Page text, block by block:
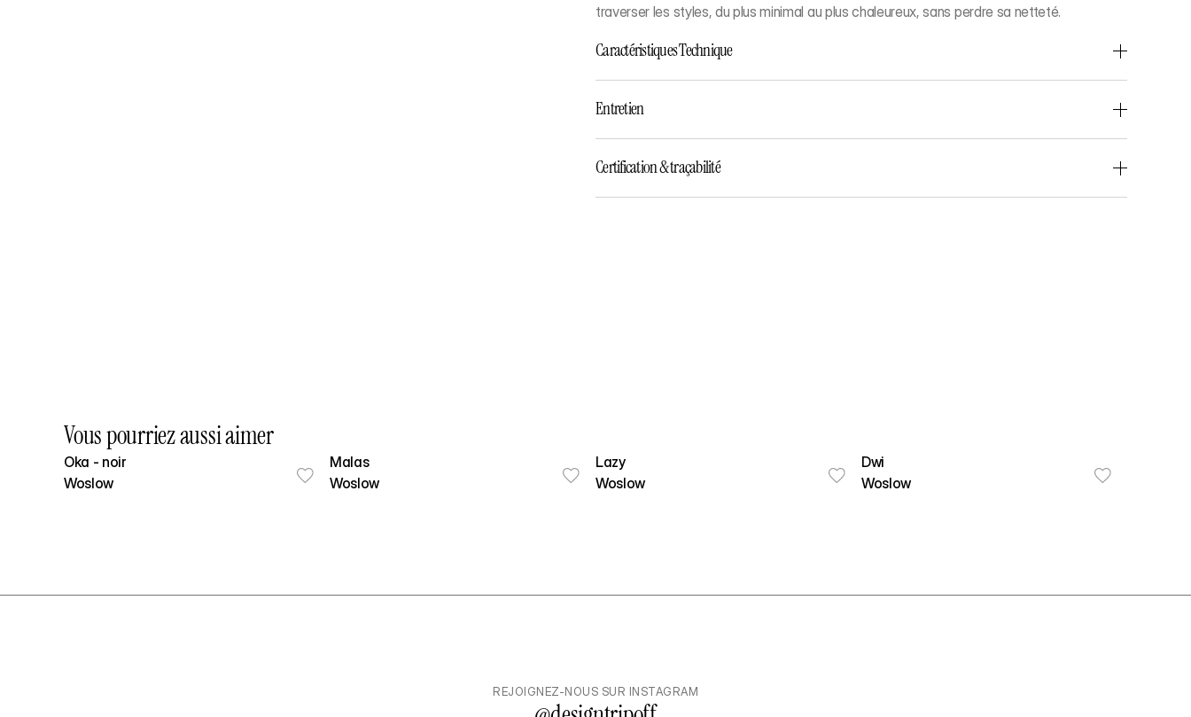
traverser les styles, du plus minimal au plus chaleureux, sans perdre sa netteté.
Caractéristiques Technique
Entretien
Certification & traçabilité
Vous pourriez aussi aimer
Oka - noir
Woslow
Malas
Woslow
Lazy
Woslow
Dwi
Woslow
REJOIGNEZ-NOUS SUR INSTAGRAM